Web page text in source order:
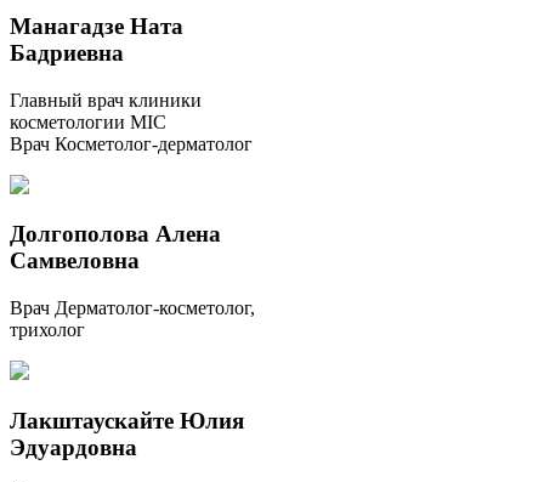
Манагадзе Ната
Бадриевна
Главный врач клиники
косметологии MIC
Врач Косметолог-дерматолог
Долгополова Алена
Самвеловна
Врач Дерматолог-косметолог,
трихолог
Лакштаускайте Юлия
Эдуардовна